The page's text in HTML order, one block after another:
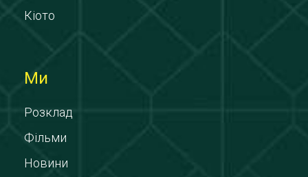
Кіото
Ми
Розклад
Фільми
Новини